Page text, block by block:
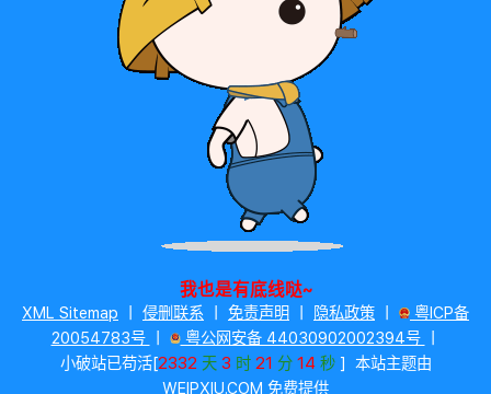
我也是有底线哒~
XML Sitemap 侵删联系 免责声明 隐私政策
粤ICP备
20054783号
粤公网安备 44030902002394号
小破站已苟活[2332天3时21分 15 秒 ]本站主题由WEIPXIU.COM
费提供